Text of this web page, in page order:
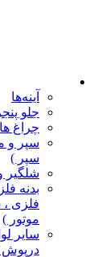
آینه‌ها
جلو
چراغ‌
سپر و
سپر )
بدنه
فلزی ،
موتور )
سایر
درپوش